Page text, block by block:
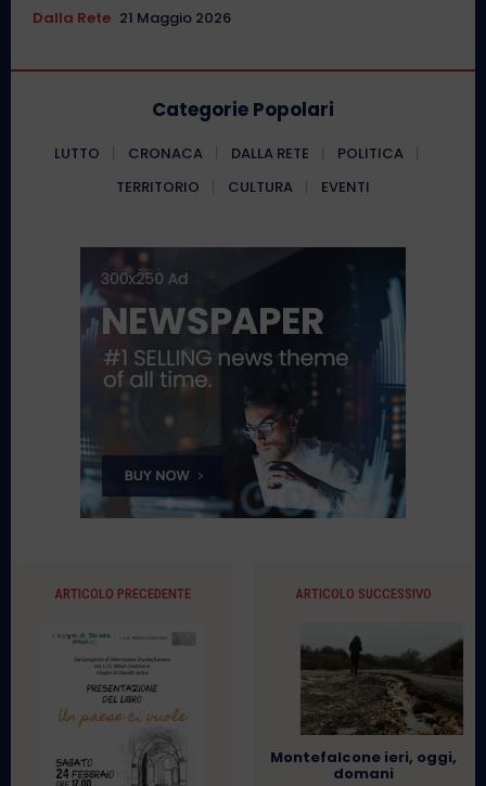
Dalla Rete 21 Maggio 2026
Categorie Popolari
LUTTO CRONACA DALLA RETE
POLITICA
TERRITORIO
CULTURA EVENTI
ARTICOLO PRECEDENTE ARTICOLO SUCCESSIVO
Montefalcone ieri, oggi,
domani